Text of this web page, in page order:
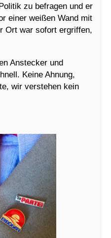
zu befragen und er
einer weißen Wand mit
Ort war sofort ergriffen,
Anstecker und
Keine Ahnung,
wir verstehen kein